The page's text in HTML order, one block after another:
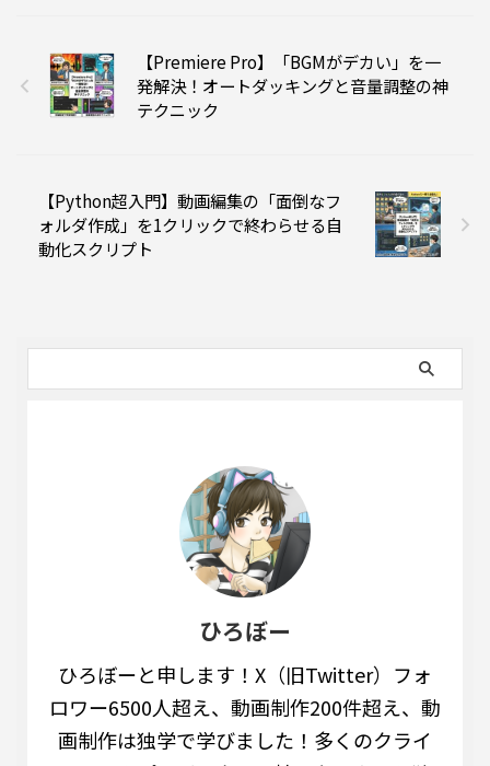
【Premiere Pro】「BGMがデカい」を一
発解決！オートダッキングと音量調整の神
テクニック
【Python超入門】動画編集の「面倒なフ
ォルダ作成」を1クリックで終わらせる自
動化スクリプト
ひろぼー
ひろぼーと申します！X（旧Twitter）フォ
ロワー6500人超え、動画制作200件超え、動
画制作は独学で学びました！多くのクライ